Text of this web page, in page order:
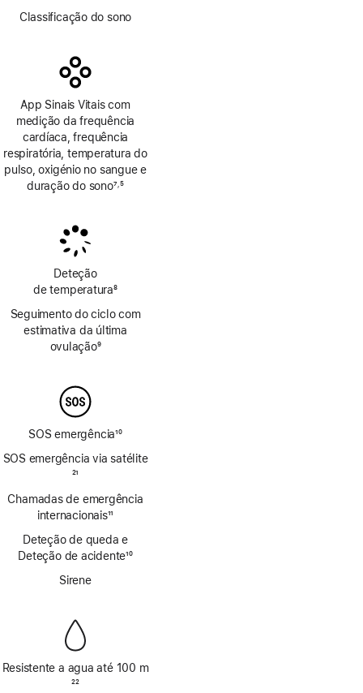
Classificação do sono
App Sinais Vitais com
medição da frequência
cardíaca, frequência
respiratória, temperatura do
pulso, oxigénio no sangue e
duração do sono7 ,5
Deteção
de temperatura
de
rodapé
8
Seguimento do ciclo com
estimativa da última
ovulação9
SOS emergência
de
10
SOS emergência via satélite
rodapé
21
Chamadas de emergência
internacionais
rodapé
11
Deteção de queda e
Deteção de acidente10
Sirene
Resistente a agua até 100 m
22